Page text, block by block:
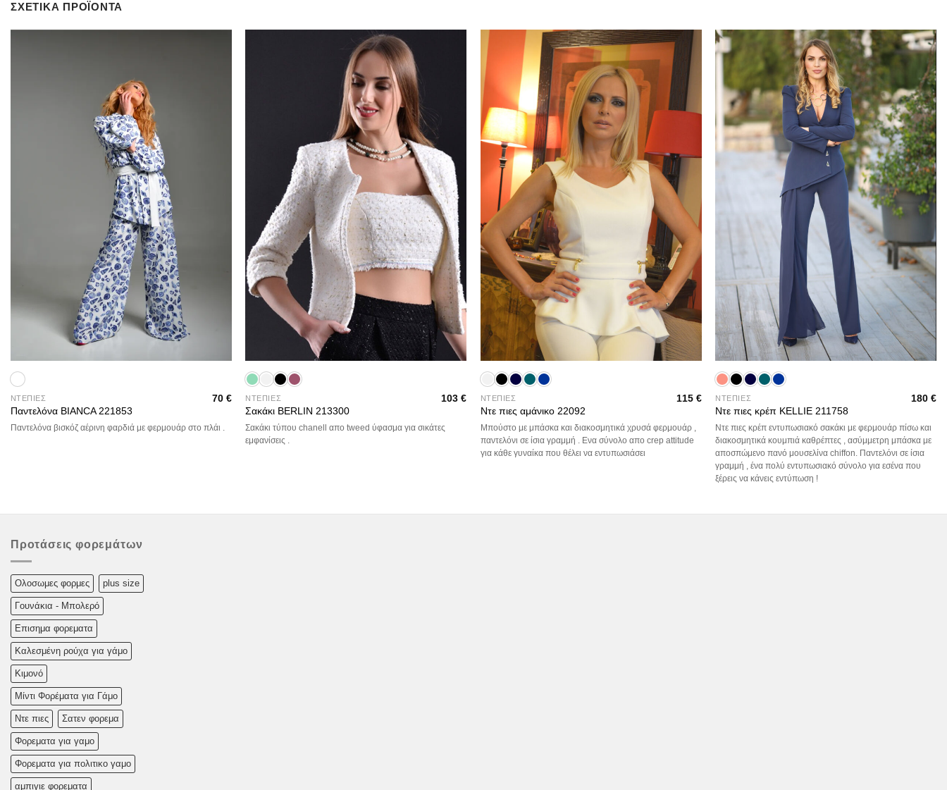
ΣΧΕΤΙΚΆ ΠΡΟΪΌΝΤΑ
ΝΤΕΠΙΕΣ
Παντελόνα BIANCA 221853
70 €
Παντελόνα βισκόζ αέρινη φαρδιά με φερμουάρ στο πλάι .
ΝΤΕΠΙΕΣ
Σακάκι BERLIN 213300
103€
Σακάκι τύπου chanell απο tweed ύφασμα για σικάτες
εμφανίσεις .
Add to
wishlist
ΝΤΕΠΙΕΣ
Ντε πιες αμάνικο 22092
115 €
Μπούστο με μπάσκα και διακοσμητικά χρυσά φερμουάρ ,
παντελόνι σε ίσια γραμμή . Ενα σύνολο απο crep attitude
για κάθε γυναίκα που θέλει να εντυπωσιάσει
wishlist
ΝΤΕΠΙΕΣ
Ντε πιες κρέπ KELLIE 211758
180€
Ντε πιες κρέπ εντυπωσιακό σακάκι με φερμουάρ πίσω και
διακοσμητικά κουμπιά καθρέπτες , ασύμμετρη μπάσκα με
αποσπώμενο πανό μουσελίνα chiffon. Παντελόνι σε ίσια
γραμμή , ένα πολύ εντυπωσιακό σύνολο για εσένα που
ξέρεις να κάνεις εντύπωση !
Προτάσεις φορεμάτων
Oλoσωμες φoρμες plus size
Γουνάκια - Μπολερό
Επισημα φορεματα
Καλεσμένη ρούχα για γάμο
Κιμονό
Μίντι Φορέματα για Γάμο
Ντε πιες Σατεν φορεμα
Φορεματα για γαμο
Φορεματα για πολιτικο γαμο
αμπιγιε φορεματα